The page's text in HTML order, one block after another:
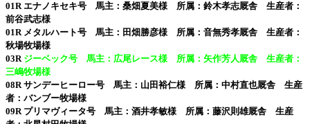
01R エナノキセキ号 馬主：桑畑夏美様 所属：鈴木孝志厩舎 生産者：
前谷武志様
01R メタルハート号 馬主：田畑勝彦様 所属：音無秀孝厩舎 生産者：
秋場牧場様
03R ジーベック号 馬主：広尾レース様 所属：矢作芳人厩舎 生産者：
三嶋牧場様
08R サンデーヒーロー号 馬主：山田裕仁様 所属：中村直也厩舎 生産
者：バンブー牧場様
09R プリマヴィータ号 馬主：酒井孝敏様 所属：藤沢則雄厩舎 生産